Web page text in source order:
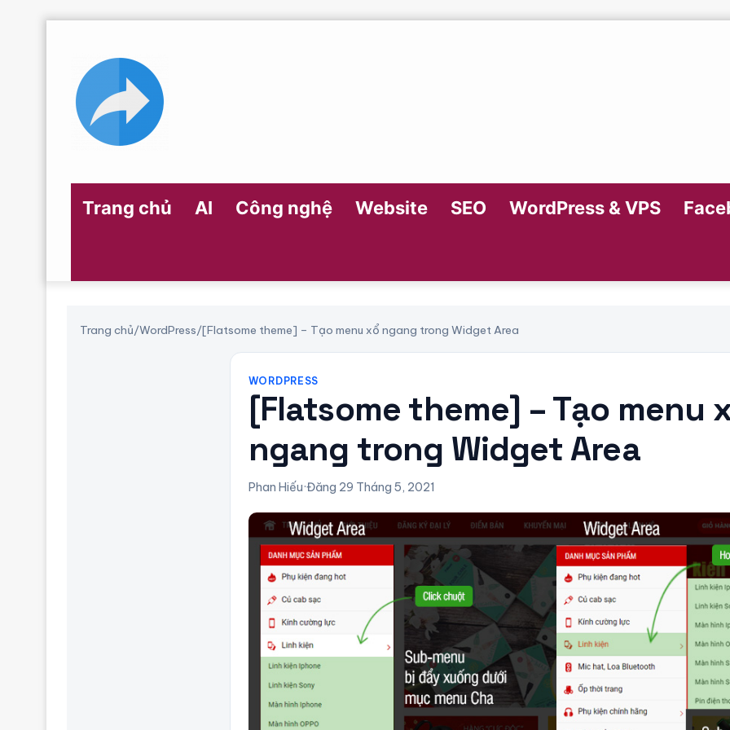
Trang chủ AI Công nghệ Website SEO WordPress & VPS
Trang chủ/WordPress/[Flatsome theme] – Tạo menu xổ ngang trong Widget Area
WORDPRESS
[Flatsome theme] – Tạo menu
ngang trong Widget Area
Phan Hiếu·Đăng 29 Tháng 5, 2021